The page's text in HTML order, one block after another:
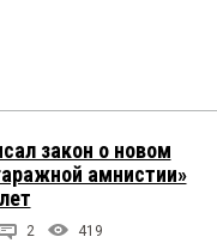
закон о новом
амнистии»
2 419